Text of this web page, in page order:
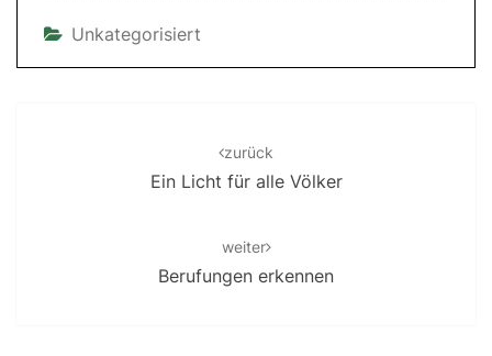
Unkategorisiert
zurück
Ein Licht für alle Völker
weiter
Berufungen erkennen